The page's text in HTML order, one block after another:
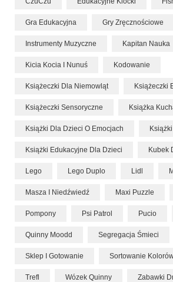
Gra Edukacyjna Gry Zręcznościowe
Instrumenty Muzyczne Kapitan Nauka
Kicia Kocia I Nunuś Kodowanie
Książeczki Dla Niemowląt Książeczki
Książeczki Sensoryczne Książka
Książki Dla Dzieci O Emocjach
Książki Edukacyjne Dla Dzieci Kubek
Lego Lego Duplo Lidl
Masza I Niedźwiedź Maxi Puzzle
Pompony Psi Patrol Pucio
Quinny Moodd Segregacja Śmieci
Sklep I Gotowanie Sortowanie
Trefl Wózek Quinny Zabawki